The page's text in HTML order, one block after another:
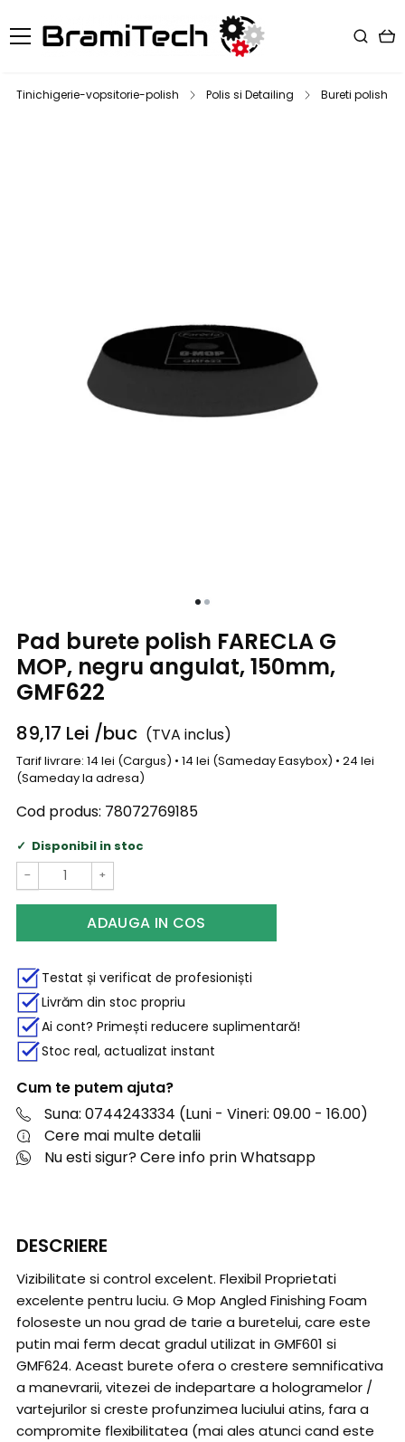
Tinichigerie-vopsitorie-polish Polis si Detailing Bureti polish
Pad burete polish FARECLA G
MOP, negru angulat, 150mm,
GMF622
89,17 Lei /buc (TVA inclus)
Tarif livrare: 14 lei (Cargus) • 14 lei (Sameday Easybox) • 24 lei
(Sameday la adresa)
Cod produs: 78072769185
Disponibil in stoc
− +
ADAUGA IN COS
Testat și verificat de profesioniști
Livrăm din stoc propriu
Ai cont? Primești reducere suplimentară!
Stoc real, actualizat instant
Cum te putem ajuta?
Suna: 0744243334 (Luni - Vineri: 09.00 - 16.00)
Cere mai multe detalii
Nu esti sigur? Cere info prin Whatsapp
DESCRIERE
Vizibilitate si control excelent. Flexibil Proprietati
excelente pentru luciu. G Mop Angled Finishing Foam
foloseste un nou grad de tarie a buretelui, care este
putin mai ferm decat gradul utilizat in GMF601 si
GMF624. Aceast burete ofera o crestere semnificativa
a manevrarii, vitezei de indepartare a hologramelor /
vartejurilor si creste profunzimea luciului atins, fara a
compromite flexibilitatea (mai ales atunci cand este